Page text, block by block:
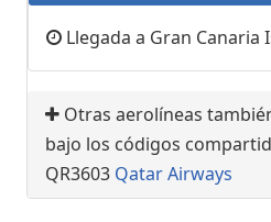
Llegada a Gran Canaria
Otras aerolíneas
bajo los códigos
QR3603 Qatar Airways